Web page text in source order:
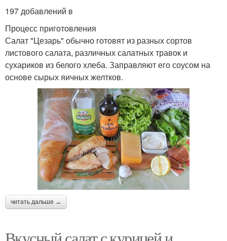
197 добавлений в
Процесс приготовления
Салат "Цезарь" обычно готовят из разных сортов
листового салата, различных салатных травок и
сухариков из белого хлеба. Заправляют его соусом на
основе сырых яичных желтков.
читать дальше →